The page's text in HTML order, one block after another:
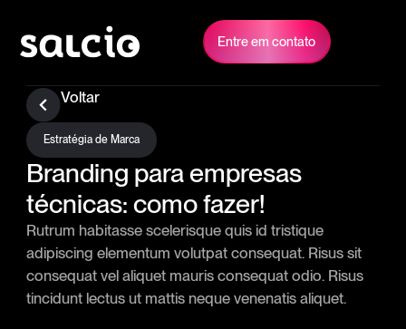
Entre em contato
Voltar
Estratégia de Marca
Branding para empresas
técnicas: como fazer!
Rutrum habitasse scelerisque quis id tristique
adipiscing elementum volutpat consequat. Risus sit
consequat vel aliquet mauris consequat odio. Risus
tincidunt lectus ut mattis neque venenatis aliquet.